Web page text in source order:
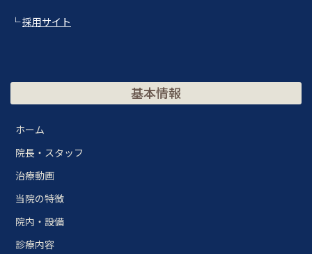
└採用サイト
基本情報
ホーム
院長・スタッフ
治療動画
当院の特徴
院内・設備
診療内容